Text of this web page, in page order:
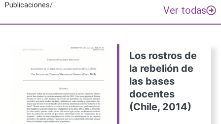
Publicaciones/ Ver todas
Los rostros de
la rebelión de
las bases
docentes
(Chile, 2014)